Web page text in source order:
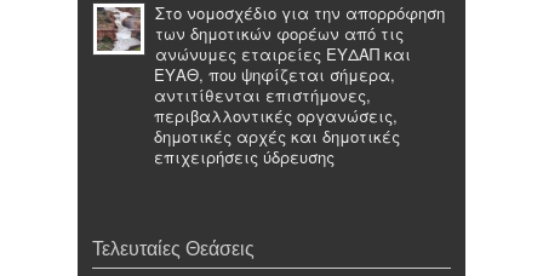
Στο νομοσχέδιο για την απορρόφηση
των δημοτικών φορέων από τις
ανώνυμες εταιρείες ΕΥΔΑΠ και
ΕΥΑΘ, που ψηφίζεται σήμερα,
αντιτίθενται επιστήμονες,
περιβαλλοντικές οργανώσεις,
δημοτικές αρχές και δημοτικές
επιχειρήσεις ύδρευσης
Τελευταίες Θεάσεις